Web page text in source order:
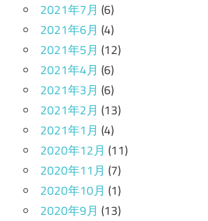
2021年7月 (6)
2021年6月 (4)
2021年5月 (12)
2021年4月 (6)
2021年3月 (6)
2021年2月 (13)
2021年1月 (4)
2020年12月 (11)
2020年11月 (7)
2020年10月 (1)
2020年9月 (13)